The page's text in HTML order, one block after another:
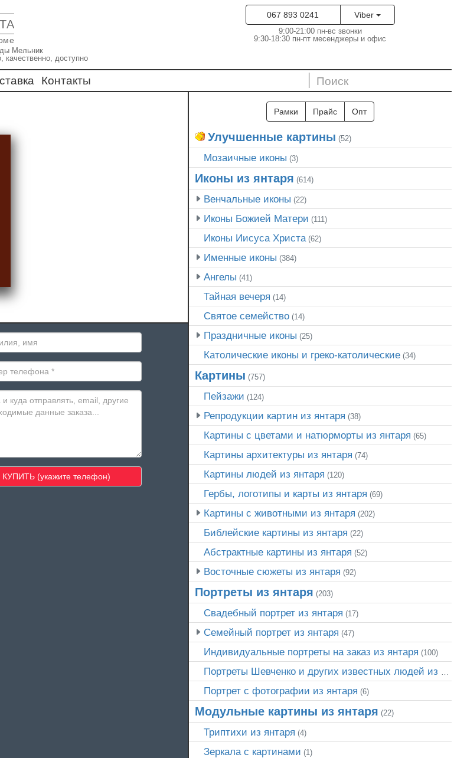
Мельник
доступно
067 893 0241 Viber
9:00-21:00 пн-вс звонки
9:30-18:30 пн-пт месенджеры и офис
Контакты
Рамки Прайс Опт
Улучшенные картины (52)
Мозаичные иконы (3)
Иконы из янтаря (614)
Венчальные иконы (22)
Иконы Божией Матери (111)
Иконы Иисуса Христа(62)
Именные иконы (384)
Ангелы (41)
Тайная вечеря (14)
Святое семейство(14)
Праздничные иконы (25)
Католические иконы и греко-католические(34)
Картины (757)
Пейзажи (124)
Репродукции картин из янтаря (38)
Картины с цветами и натюрморты из янтаря (65)
Картины архитектуры из янтаря (74)
Картины людей из янтаря (120)
Гербы, логотипы и карты из янтаря (69)
Картины с животными из янтаря (202)
Библейские картины из янтаря (22)
Абстрактные картины из янтаря (52)
Восточные сюжеты из янтаря (92)
Портреты из янтаря (203)
Свадебный портрет из янтаря (17)
Семейный портрет из янтаря (47)
Индивидуальные портреты на заказ из янтаря (100)
Портреты Шевченко и других известных людей из янтаря
Портрет c фотографии из янтаря (6)
Модульные картины из янтаря (22)
Триптихи из янтаря (4)
Зеркала с картинами (1)